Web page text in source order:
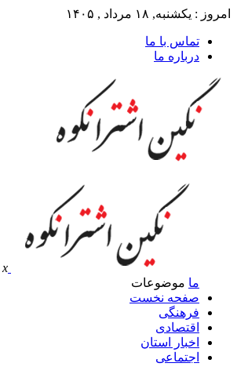
امروز : یکشنبه, ۱۸ مرداد , ۱۴۰۵
تماس با ما
درباره ما
x
ما موضوعات
صفحه نخست
فرهنگی
اقتصادی
اخبار استان
اجتماعی